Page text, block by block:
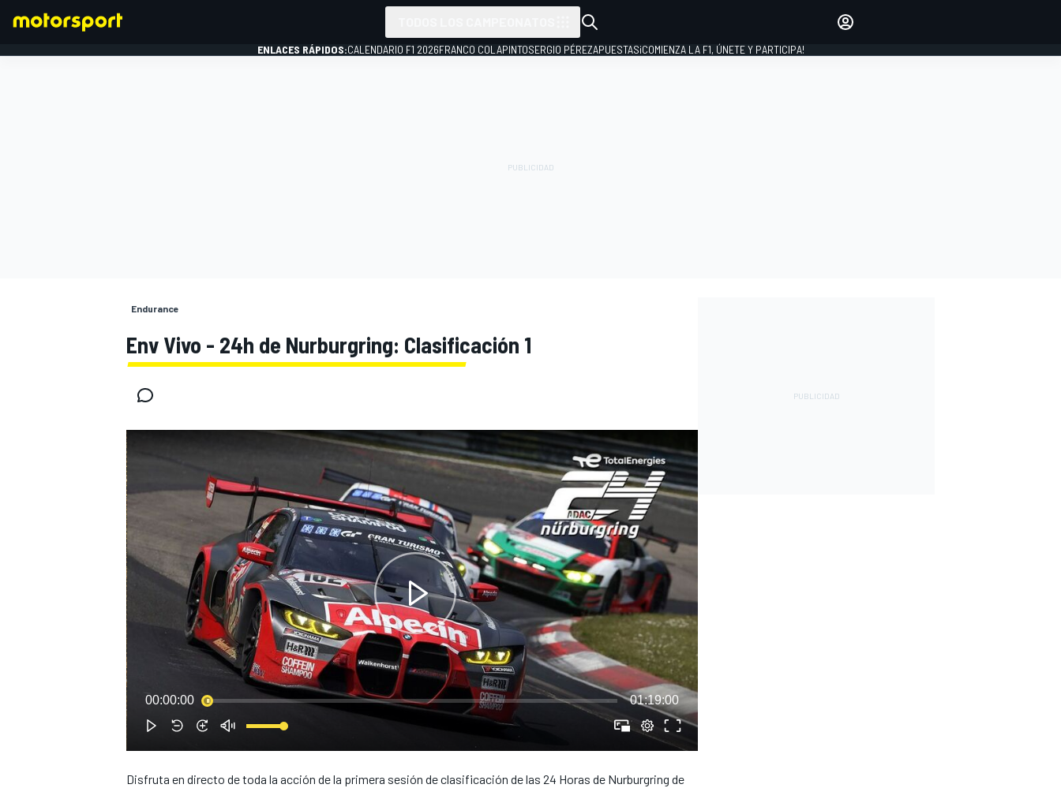
MOTOGP
INICIAR SESIÓN
ENLACES RÁPIDOS:CALENDARIO F1 2026FRANCO COLAPINTOSERGIO PÉREZAPUESTAS¡COMIENZA LA F1, ÚNETE Y PARTICIPA!
Endurance
Env Vivo - 24h de Nurburgring: Clasificación 1
00:00:00 01:19:00
Disfruta en directo de toda la acción de la primera sesión de clasificación de las 24 Horas de Nurburgring de